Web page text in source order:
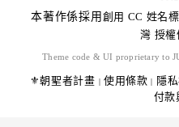
本著作係採用 創用 CC 姓名
灣 授權
Theme code & UI proprietary to
⚜️朝聖者計畫 | 使用條款 | 隱
付款